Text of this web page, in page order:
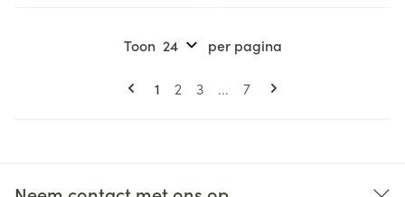
Pagina's
U lees momenteel pagina
1 Pagina
2 Pagina
3 ... Pagina
7
Toon per pagina